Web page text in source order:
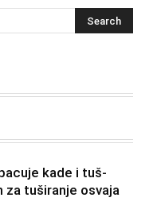
kade i tuš-
za tuširanje osvaja